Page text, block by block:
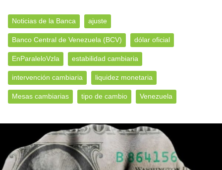
Noticias de la Banca ajuste
Banco Central de Venezuela (BCV) dólar oficial
EnParaleloVzla estabilidad cambiaria
intervención cambiaria liquidez monetaria
Mesas cambiarias tipo de cambio Venezuela